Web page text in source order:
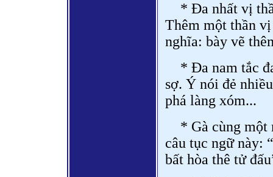
* Đa nhất vị
Thêm một thần
nghĩa: bày vẽ
* Đa nam tắc
sợ. Ý nói đẻ
phá làng xóm...
* Gà cùng một
câu tục ngữ này:
bất hòa thê tử